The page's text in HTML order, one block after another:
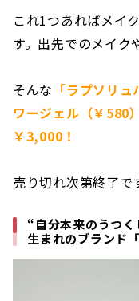
これ1つあればメイ
す。出先でのメイク
そんな 「ラプソリ
ワージェル（￥580
￥3,000！
売り切れ次第終了で
“自分本来のうつ
生まれのブランド